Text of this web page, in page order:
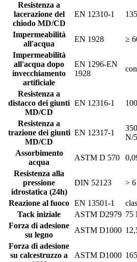
Resistenza a
lacerazione del
chiodo MD/CD
EN 12310-1
Impermeabilità
all'acqua
EN 1928 ≥
Impermeabilità
all'acqua dopo
invecchiamento
artificiale
EN 1296-EN
1928
Resistenza a
distacco dei giunti
MD/CD
EN 12316-1
Resistenza a
trazione dei giunti
MD/CD
EN 12317-1
N/
Assorbimento
acqua
ASTM D 570
Resistenza alla
pressione
idrostatica (24h)
DIN 52123 >
Reazione al fuoco EN 13501-1
Tack iniziale
ASTM D2979 75
Forza di adesione
su legno
ASTM D1000
Forza di adesione
su calcestruzzo a
ASTM D1000